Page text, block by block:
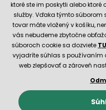
Spoľahlivý obchod
ktoré ste im poskytli alebo ktoré
služby. Vďaka týmto
tovar máte vložený v košíku,
vás nebudeme zbytočne
súboroch cookie sa dozviete TU
vyjadríte súhlas s používaním
web zlepšovať a zároveň